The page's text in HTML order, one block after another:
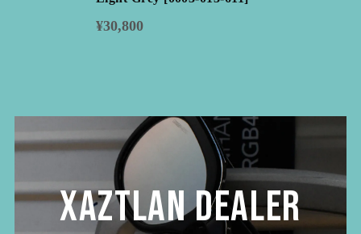
¥30,800
XAZTLAN DEALER